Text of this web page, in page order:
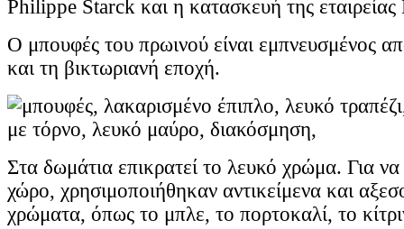
Philippe Starck και η κατασκευή της
Ο μπουφές του πρωινού είναι εμπνευσμένος
και τη βικτωριανή εποχή.
Στα δωμάτια επικρατεί το λευκό χρώμα. Για
χώρο, χρησιμοποιήθηκαν αντικείμενα και
χρώματα, όπως το μπλε, το πορτοκαλί, το